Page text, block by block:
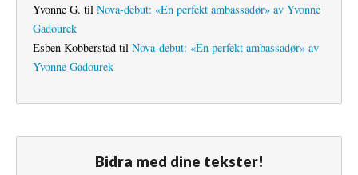
Yvonne G. til Nova-debut: «En perfekt ambassadør» av Yvonne
Gadourek
Esben Kobberstad til Nova-debut: «En perfekt ambassadør» av
Yvonne Gadourek
Bidra med dine tekster!